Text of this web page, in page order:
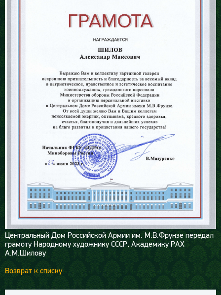
Центральный Дом Российской Армии им. М.В.Фрунзе передал
грамоту Народному художнику СССР, Академику РАХ
А.М.Шилову
Возврат к списку